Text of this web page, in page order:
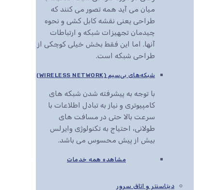
میان می آید همه تصور می کنند که
طراحی یعنی نقشه کابل کشی و نحوه
چیدمان تجهیزات شبکه و ارتباطات
آنها. اما این فقط بخش خیلی کوچکی از
طراحی شبکه است.
شبکه‌های بی‌سیم (WIRELESS NETWORK)
با توجه به پیشرفته شدن شبکه های
کامپیوتری و نیاز به تبادل اطلاعات با
سرعت بالا حتی در مسافت های
طولانی، احتیاج به تکنولوژی وایرلس
بیش از پیش محسوس می باشد.
مشاهده همه خدمات
دیتاسنتر و اتاق سرور